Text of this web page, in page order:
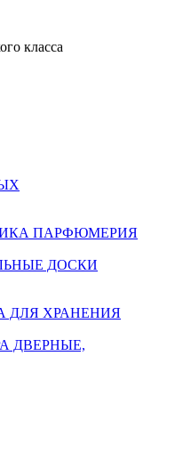
класса
ПАРФЮМЕРИЯ
ДОСКИ
ДЛЯ ХРАНЕНИЯ
ДВЕРНЫЕ,